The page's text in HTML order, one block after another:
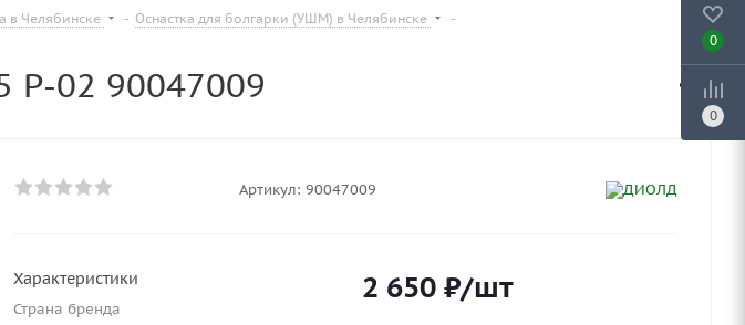
в Челябинске - Оснастка для болгарки (УШМ) в Челябинске
-
Р-02 90047009
Артикул: 90047009
Характеристики
Страна бренда
2 650 ₽/шт
0
0